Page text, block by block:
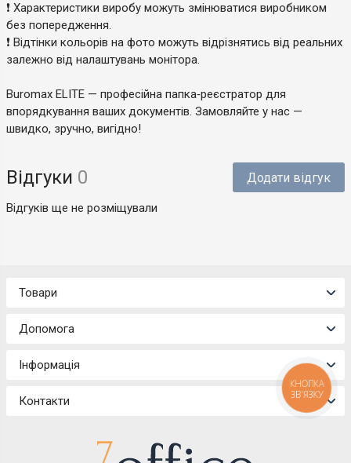
❗ Характеристики виробу можуть змінюватися виробником
без попередження.
❗ Відтінки кольорів на фото можуть відрізнятись від реальних
залежно від налаштувань монітора.
Buromax ELITE — професійна папка‑реєстратор для
впорядкування ваших документів. Замовляйте у нас —
швидко, зручно, вигідно!
Відгуки 0 Додати відгук
Відгуків ще не розміщували
Товари
Допомога
Інформація
Контакти
КНОПКА
ЗВ'ЯЗКУ